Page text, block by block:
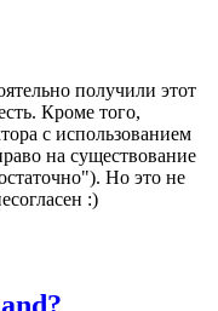
получили этот
Кроме того,
с использованием
на существование
Но это не
:)